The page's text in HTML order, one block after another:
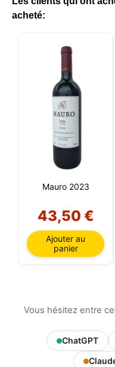
acheté:
Mauro 2023
43,50 €
Ajouter au
panier
Vous hésitez entre
ChatGPT